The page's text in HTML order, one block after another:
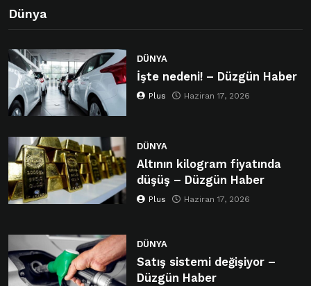
Dünya
DÜNYA
İşte nedeni! – Düzgün Haber
Plus Haziran 17, 2026
DÜNYA
Altının kilogram fiyatında
düşüş – Düzgün Haber
Plus Haziran 17, 2026
DÜNYA
Satış sistemi değişiyor –
Düzgün Haber